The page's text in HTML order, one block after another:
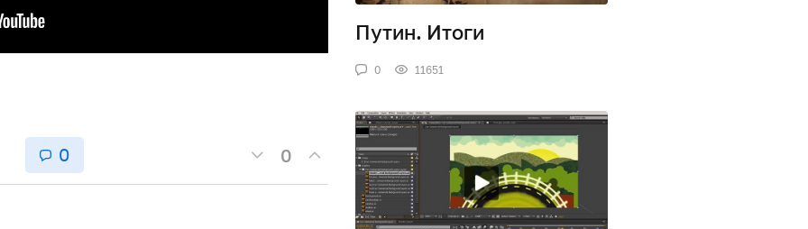
0 0
Путин. Итоги
0 11651